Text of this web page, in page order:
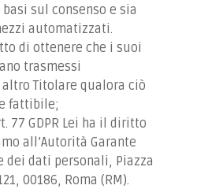
sul consenso e sia
automatizzati.
di ottenere che i suoi
trasmessi
Titolare qualora ciò
fattibile;
77 GDPR Lei ha il diritto
all’Autorità Garante
dei dati personali, Piazza
00186, Roma (RM).